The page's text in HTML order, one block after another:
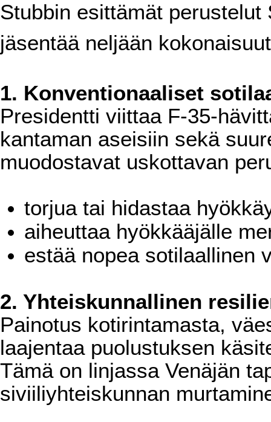
Stubbin esittämät
jäsentää neljään
1. Konventionaaliset
Presidentti viittaa F-35-
kantaman aseisiin sekä
muodostavat uskottavan
torjua tai hidastaa
aiheuttaa hyökkääjälle
estää nopea sotilaallinen
2. Yhteiskunnallinen
Painotus kotirintamasta,
laajentaa puolustuksen
Tämä on linjassa Venäjän
siviiliyhteiskunnan